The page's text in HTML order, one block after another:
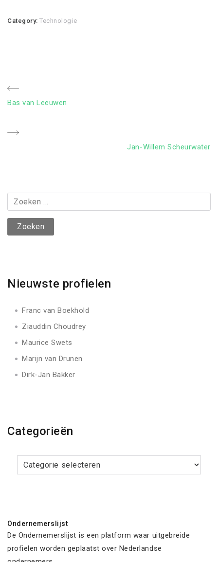
Category:Technologie
Bericht
Previous
Bas van Leeuwen
Next
Jan-Willem Scheurwater
Zoeken
naar:
Nieuwste profielen
Franc van Boekhold
Ziauddin Choudrey
Maurice Swets
Marijn van Drunen
Dirk-Jan Bakker
Categorieën
Categorieën
Ondernemerslijst
De Ondernemerslijst is een platform waar uitgebreide
profielen worden geplaatst over Nederlandse